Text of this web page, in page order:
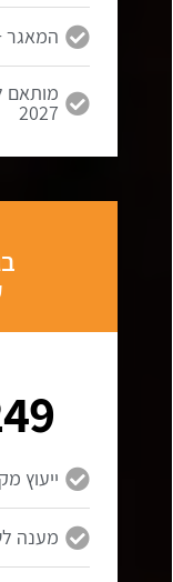
המאגר
מותאם
2027
ייעוץ
מענה